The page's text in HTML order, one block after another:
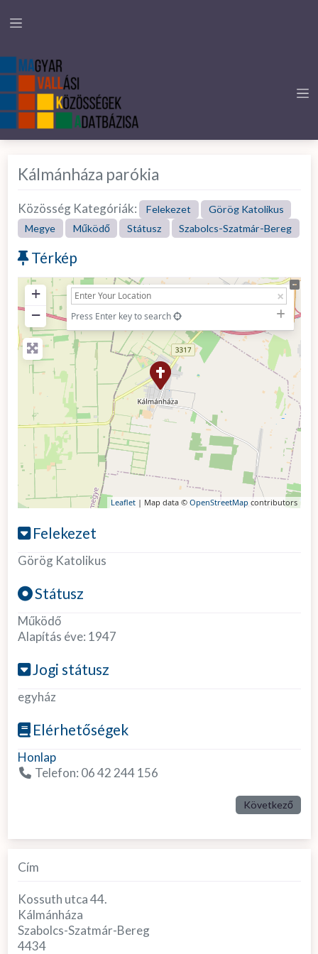
Kálmánháza parókia
Közösség Kategóriák: Felekezet
Görög Katolikus
Megye
Működő Státusz Szabolcs-Szatmár-Bereg
Térkép
+
−
Press Enter key to search
Leaflet| Map data © OpenStreetMap contributors
Felekezet
Görög Katolikus
Státusz
Működő
Alapítás éve: 1947
Jogi státusz
egyház
Elérhetőségek
Honlap
Telefon: 06 42 244 156
Következő
Cím
Kossuth utca 44.
Kálmánháza
Szabolcs-Szatmár-Bereg
4434